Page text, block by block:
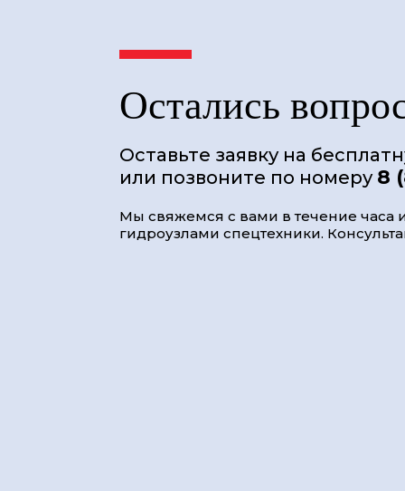
Остались
Оставьте заявку на
или позвоните по номеру 8
Мы свяжемся с вами в течение часа
гидроузлами спецтехники.